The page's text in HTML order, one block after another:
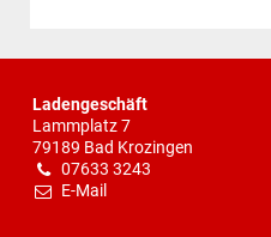
Ladengeschäft
Lammplatz 7
79189 Bad Krozingen
07633 3243
E-Mail